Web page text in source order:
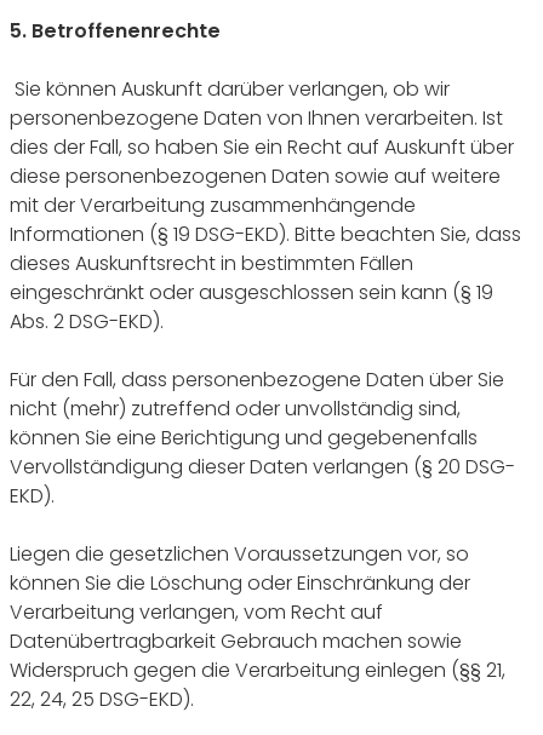
5. Betroffenenrechte
Sie können Auskunft darüber verlangen, ob wir
personenbezogene Daten von Ihnen verarbeiten. Ist
dies der Fall, so haben Sie ein Recht auf Auskunft über
diese personenbezogenen Daten sowie auf weitere
mit der Verarbeitung zusammenhängende
Informationen (§ 19 DSG-EKD). Bitte beachten Sie, dass
dieses Auskunftsrecht in bestimmten Fällen
eingeschränkt oder ausgeschlossen sein kann (§ 19
Abs. 2 DSG-EKD).
Für den Fall, dass personenbezogene Daten über Sie
nicht (mehr) zutreffend oder unvollständig sind,
können Sie eine Berichtigung und gegebenenfalls
Vervollständigung dieser Daten verlangen (§ 20 DSG-
EKD).
Liegen die gesetzlichen Voraussetzungen vor, so
können Sie die Löschung oder Einschränkung der
Verarbeitung verlangen, vom Recht auf
Datenübertragbarkeit Gebrauch machen sowie
Widerspruch gegen die Verarbeitung einlegen (§§ 21,
22, 24, 25 DSG-EKD).